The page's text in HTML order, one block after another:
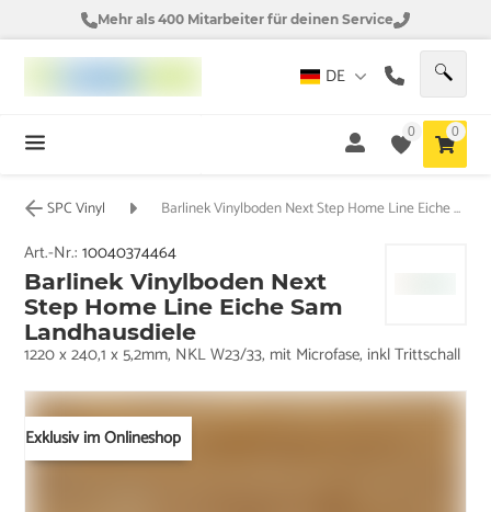
Mehr als 400 Mitarbeiter für deinen Service
DE
0 0
SPC Vinyl Barlinek Vinylboden Next Step Home Line Eiche Sam Landhausdiele
Exklusiv im Onlineshop
Art.-Nr.:10040374464
Barlinek Vinylboden Next
Step Home Line Eiche Sam
Landhausdiele
1220 x 240,1 x 5,2mm, NKL W23/33, mit Microfase, inkl Trittschall